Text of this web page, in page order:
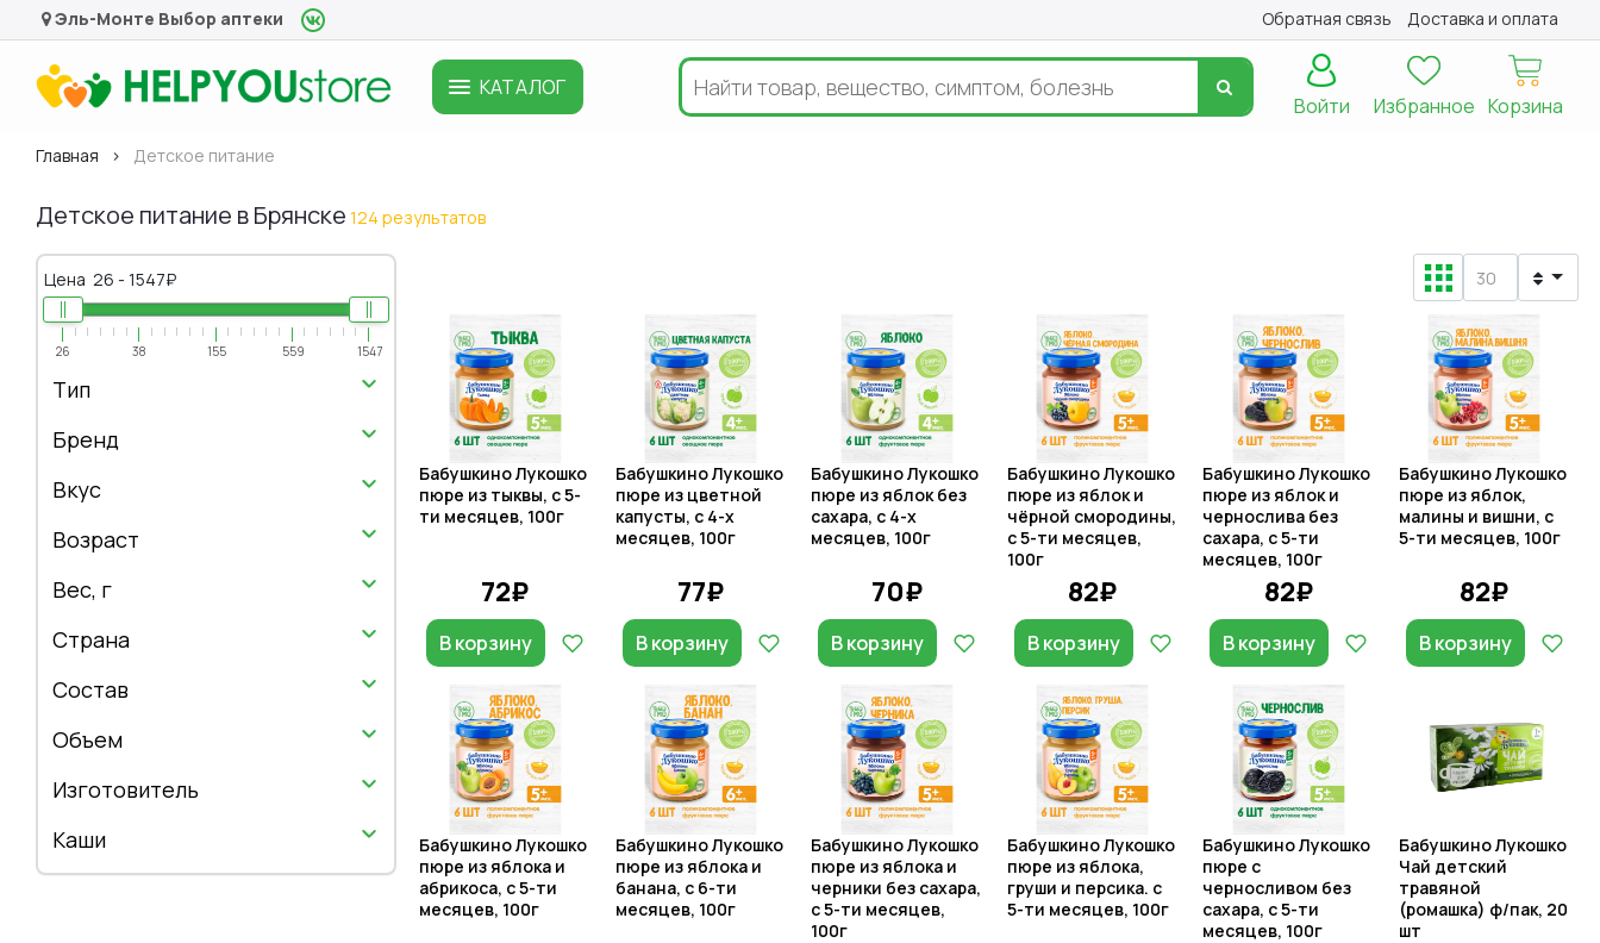
Эль-Монте Выбор аптеки Обратная связь Доставка и оплата
КАТАЛОГ
Корзина
Избранное
Войти
Главная Детское питание
Детское питание в Брянске 124 результатов
Бабушкино Лукошко
пюре из тыквы, с 5-
ти месяцев, 100г
72₽
В корзину
Бабушкино Лукошко
пюре из цветной
капусты, с 4-х
месяцев, 100г
77₽
В корзину
Бабушкино Лукошко
пюре из яблок без
сахара, с 4-х
месяцев, 100г
70₽
В корзину
Бабушкино Лукошко
пюре из яблок и
чёрной смородины,
с 5-ти месяцев,
100г
82₽
В корзину
Бабушкино Лукошко
пюре из яблок и
чернослива без
сахара, с 5-ти
месяцев, 100г
82₽
В корзину
Бабушкино Лукошко
пюре из яблок,
малины и вишни, с
5-ти месяцев, 100г
82₽
В корзину
Бабушкино Лукошко
пюре из яблока и
абрикоса, с 5-ти
месяцев, 100г
Бабушкино Лукошко
пюре из яблока и
банана, с 6-ти
месяцев, 100г
Бабушкино Лукошко
пюре из яблока и
черники без сахара,
с 5-ти месяцев,
100г
Бабушкино Лукошко
пюре из яблока,
груши и персика. с
5-ти месяцев, 100г
Бабушкино Лукошко
пюре с
черносливом без
сахара, с 5-ти
месяцев, 100г
Бабушкино Лукошко
Чай детский
травяной
(ромашка) ф/пак, 20
шт
Цена 26 - 1547₽
26 38 155 559 1547
Тип
Бренд
Вкус
Возраст
Вес, г
Страна
Состав
Объем
Изготовитель
Каши